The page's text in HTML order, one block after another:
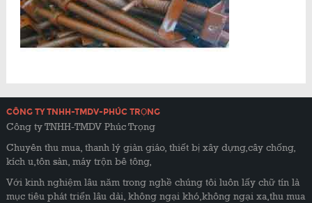
CÔNG TY TNHH-TMDV-PHÚC TRỌNG
Công ty TNHH-TMDV Phúc Trọng
Chuyên thu mua, thanh lý giàn giáo, thiết bị xây dựng,cây chống,
kích u,tôn sàn, máy trộn bê tông,
Với kinh nghiệm lâu năm trong nghề chúng tôi luôn lấy chữ tín là
mục tiêu phát triển lâu dài, không ngại khó,không ngại xa,thu mua